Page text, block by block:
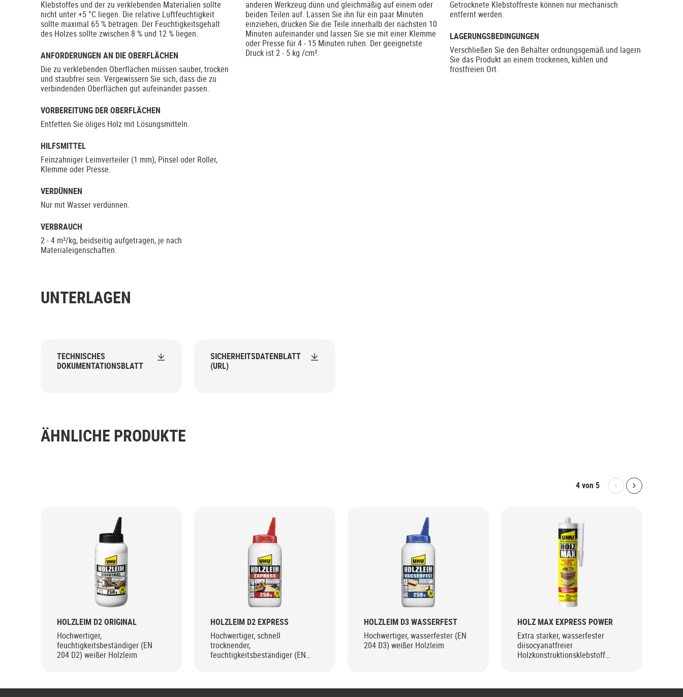
Klebstoffes und der zu verklebenden Materialien sollte
nicht unter +5 °C liegen. Die relative Luftfeuchtigkeit
sollte maximal 65 % betragen. Der Feuchtigkeitsgehalt
des Holzes sollte zwischen 8 % und 12 % liegen.
ANFORDERUNGEN AN DIE OBERFLÄCHEN
Die zu verklebenden Oberflächen müssen sauber, trocken
und staubfrei sein. Vergewissern Sie sich, dass die zu
verbindenden Oberflächen gut aufeinander passen.
VORBEREITUNG DER OBERFLÄCHEN
Entfetten Sie öliges Holz mit Lösungsmitteln.
HILFSMITTEL
Feinzahniger Leimverteiler (1 mm), Pinsel oder Roller,
Klemme oder Presse.
VERDÜNNEN
Nur mit Wasser verdünnen.
VERBRAUCH
2 - 4 m²/kg, beidseitig aufgetragen, je nach
Materialeigenschaften.
anderen Werkzeug dünn und gleichmäßig auf einem oder
beiden Teilen auf. Lassen Sie ihn für ein paar Minuten
einziehen, drücken Sie die Teile innerhalb der nächsten 10
Minuten aufeinander und lassen Sie sie mit einer Klemme
oder Presse für 4 - 15 Minuten ruhen. Der geeignetste
Druck ist 2 - 5 kg /cm².
Getrocknete Klebstoffreste können nur mechanisch
entfernt werden.
LAGERUNGSBEDINGUNGEN
Verschließen Sie den Behälter ordnungsgemäß und lagern
Sie das Produkt an einem trockenen, kühlen und
frostfreien Ort.
UNTERLAGEN
TECHNISCHES
DOKUMENTATIONSBLATT
SICHERHEITSDATENBLATT
(URL)
ÄHNLICHE PRODUKTE
4von 5
HOLZLEIM D2 ORIGINAL
Hochwertiger,
feuchtigkeitsbeständiger (EN
204 D2) weißer Holzleim
HOLZLEIM D2 EXPRESS
Hochwertiger, schnell
trocknender,
feuchtigkeitsbeständiger (EN
HOLZLEIM D3 WASSERFEST
Hochwertiger, wasserfester (EN
204 D3) weißer Holzleim
HOLZ MAX EXPRESS POWER
Extra starker, wasserfester
diisocyanatfreier
Holzkonstruktionsklebstoff